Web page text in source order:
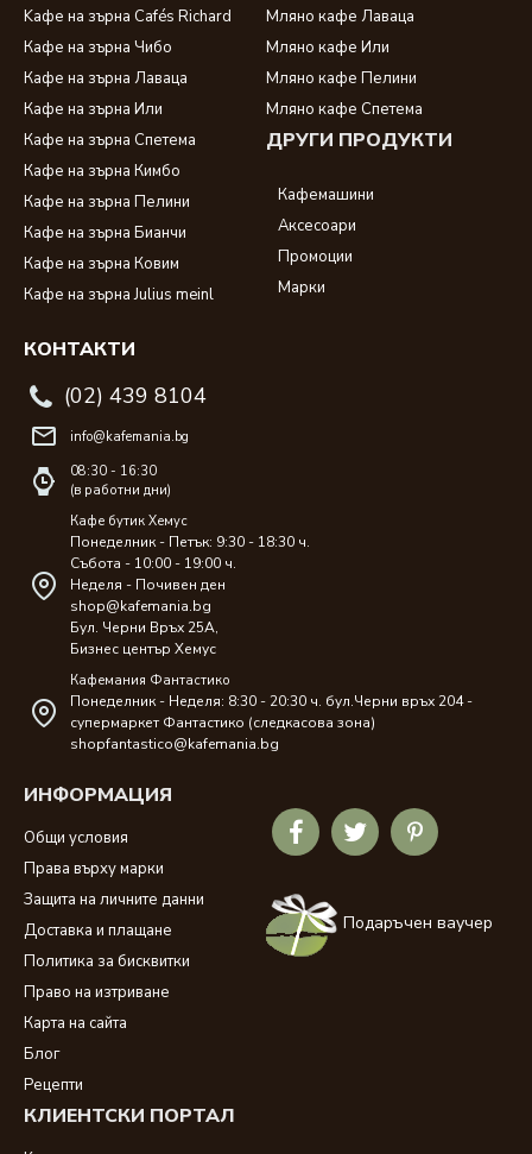
Kафе на зърна Cafés Richard
Кафе на зърна Чибо
Кафе на зърна Лаваца
Кафе на зърна Или
Кафе на зърна Спетема
Кафе на зърна Кимбо
Кафе на зърна Пелини
Кафе на зърна Бианчи
Кафе на зърна Ковим
Кафе на зърна Julius meinl
Мляно кафе Лаваца
Мляно кафе Или
Мляно кафе Пелини
Мляно кафе Спетема
ДРУГИ ПРОДУКТИ
Кафемашини
Аксесоари
Промоции
Марки
КОНТАКТИ
(02) 439 8104
info@kafemania.bg
08:30 - 16:30
(в работни дни)
Кафе бутик Хемус
Понеделник - Петък: 9:30 - 18:30 ч.
Събота - 10:00 - 19:00 ч.
Неделя - Почивен ден
shop@kafemania.bg
Бул. Черни Връх 25A,
Бизнес център Хемус
Кафемания Фантастико
Понеделник - Неделя: 8:30 - 20:30 ч. бул.Черни връх 204 -
супермаркет Фантастико (следкасова зона)
shopfantastico@kafemania.bg
ИНФОРМАЦИЯ
Общи условия
Права върху марки
Защита на личните данни
Доставка и плащане
Политика за бисквитки
Право на изтриване
Карта на сайта
Блог
Рецепти
КЛИЕНТСКИ ПОРТАЛ
Подаръчен ваучер